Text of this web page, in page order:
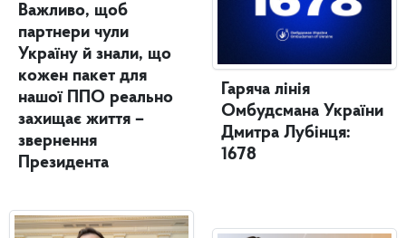
Важливо, щоб
партнери чули
Україну й знали, що
кожен пакет для
нашої ППО реально
захищає життя –
звернення
Президента
Гаряча лінія
Омбудсмана України
Дмитра Лубінця:
1678